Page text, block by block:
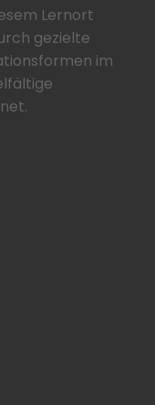
Lernort
gezielte
im